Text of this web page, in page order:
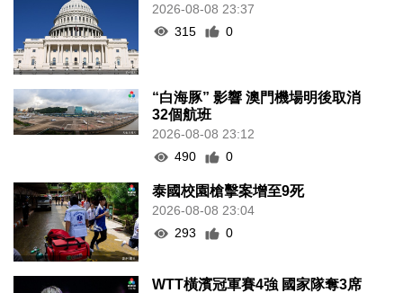
2026-08-08 23:37
315
0
“白海豚” 影響 澳門機場明後取消
32個航班
2026-08-08 23:12
490
0
泰國校園槍擊案增至9死
2026-08-08 23:04
293
0
WTT橫濱冠軍賽4強 國家隊奪3席